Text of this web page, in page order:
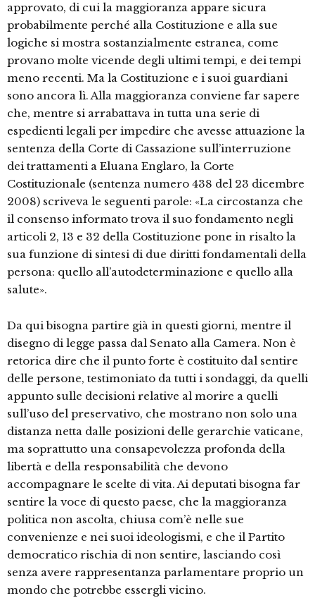
approvato, di cui la maggioranza appare sicura
probabilmente perché alla Costituzione e alla sue
logiche si mostra sostanzialmente estranea, come
provano molte vicende degli ultimi tempi, e dei tempi
meno recenti. Ma la Costituzione e i suoi guardiani
sono ancora lì. Alla maggioranza conviene far sapere
che, mentre si arrabattava in tutta una serie di
espedienti legali per impedire che avesse attuazione la
sentenza della Corte di Cassazione sull’interruzione
dei trattamenti a Eluana Englaro, la Corte
Costituzionale (sentenza numero 438 del 23 dicembre
2008) scriveva le seguenti parole: «La circostanza che
il consenso informato trova il suo fondamento negli
articoli 2, 13 e 32 della Costituzione pone in risalto la
sua funzione di sintesi di due diritti fondamentali della
persona: quello all’autodeterminazione e quello alla
salute».
Da qui bisogna partire già in questi giorni, mentre il
disegno di legge passa dal Senato alla Camera. Non è
retorica dire che il punto forte è costituito dal sentire
delle persone, testimoniato da tutti i sondaggi, da quelli
appunto sulle decisioni relative al morire a quelli
sull’uso del preservativo, che mostrano non solo una
distanza netta dalle posizioni delle gerarchie vaticane,
ma soprattutto una consapevolezza profonda della
libertà e della responsabilità che devono
accompagnare le scelte di vita. Ai deputati bisogna far
sentire la voce di questo paese, che la maggioranza
politica non ascolta, chiusa com’è nelle sue
convenienze e nei suoi ideologismi, e che il Partito
democratico rischia di non sentire, lasciando così
senza avere rappresentanza parlamentare proprio un
mondo che potrebbe essergli vicino.